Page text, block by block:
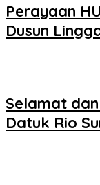
Perayaan
Dusun
Selamat
Datuk Rio